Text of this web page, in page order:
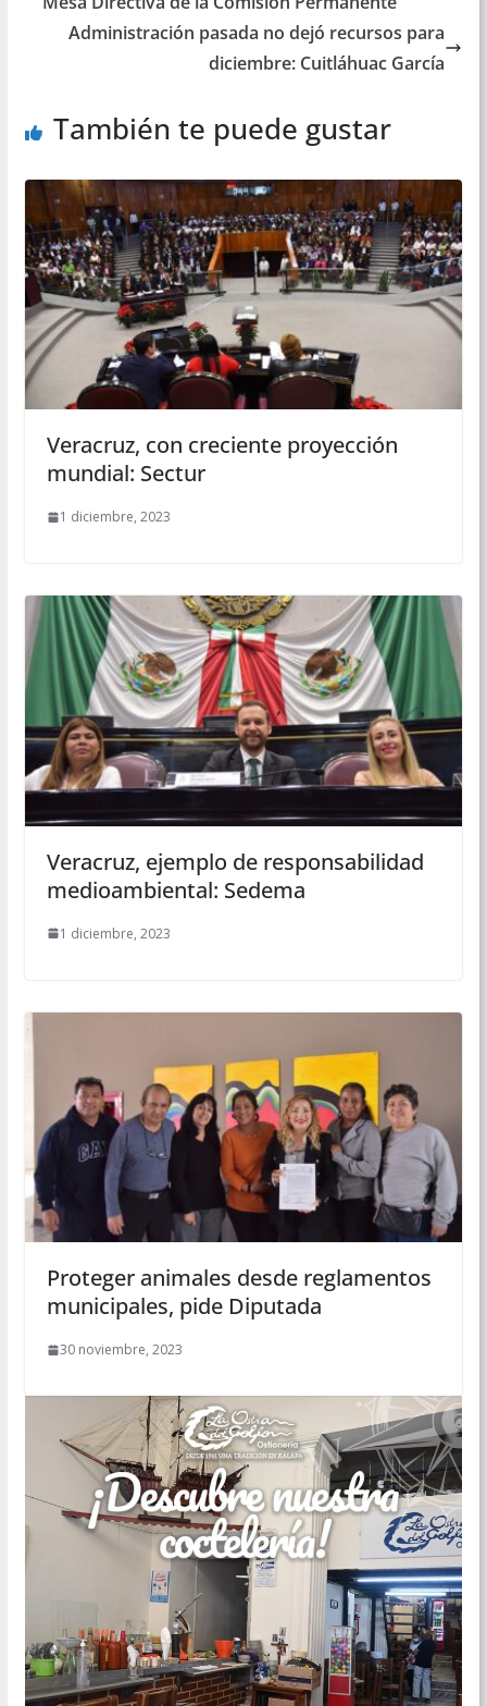
Administración pasada no dejó recursos para
diciembre: Cuitláhuac García
También te puede gustar
Veracruz, con creciente proyección
mundial: Sectur
1 diciembre, 2023
Veracruz, ejemplo de responsabilidad
medioambiental: Sedema
1 diciembre, 2023
Proteger animales desde reglamentos
municipales, pide Diputada
30 noviembre, 2023